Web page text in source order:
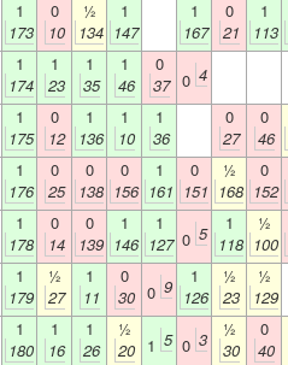
1
173
0
10
½
134
1
147
1
167
0
21
1
113
1
174
1
23
1
35
1
46
0
37 0 4
1
175
0
12
1
136
1
10
1
36
0
27
0
46
1
176
0
25
0
138
0
156
1
161
0
151
½
168
0
152
1
178
0
14
0
139
1
146
1
127 0 5
1
118
½
100
1
179
½
27
1
11
0
30 0 9
1
126
½
23
½
129
1
180
1
16
1
26
½
20
1 5 0 3
½
30
0
40